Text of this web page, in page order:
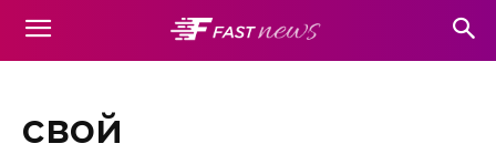
свой